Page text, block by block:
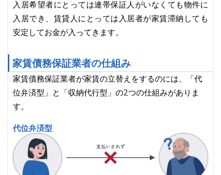
入居希望者にとっては連帯保証人がいなくても物件に
入居でき、賃貸人にとっては入居者が家賃滞納しても
安定してお金が入ってきます。
家賃債務保証業者の仕組み
家賃債務保証業者が家賃の立替えをするのには、「代
位弁済型」と「収納代行型」の2つの仕組みがありま
す。
代位弁済型